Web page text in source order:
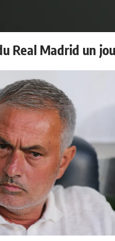
Real Madrid un